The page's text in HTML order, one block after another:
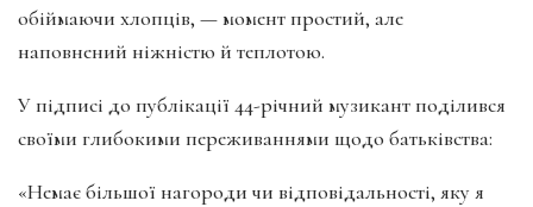
обіймаючи хлопців, — момент простий, але
наповнений ніжністю й теплотою.
У підписі до публікації 44-річний музикант поділився
своїми глибокими переживаннями щодо батьківства:
«Немає більшої нагороди чи відповідальності, яку я